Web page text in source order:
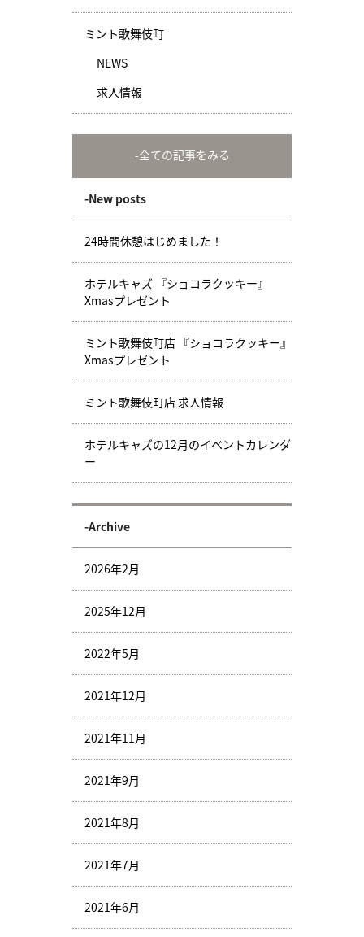
ミント歌舞伎町
NEWS
求人情報
-全ての記事をみる
-New posts
24時間休憩はじめました！
ホテルキャズ 『ショコラクッキー』
Xmasプレゼント
ミント歌舞伎町店 『ショコラクッキー』
Xmasプレゼント
ミント歌舞伎町店 求人情報
ホテルキャズの12月のイベントカレンダ
ー
-Archive
2026年2月
2025年12月
2022年5月
2021年12月
2021年11月
2021年9月
2021年8月
2021年7月
2021年6月